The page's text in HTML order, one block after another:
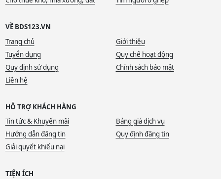
VỀ BDS123.VN
Trang chủ
Giới thiệu
Tuyển dụng
Quy chế hoạt động
Quy định sử dụng
Chính sách bảo mật
Liên hệ
HỖ TRỢ KHÁCH HÀNG
Tin tức & Khuyến mãi
Bảng giá dịch vụ
Hướng dẫn đăng tin
Quy định đăng tin
Giải quyết khiếu nại
TIỆN ÍCH